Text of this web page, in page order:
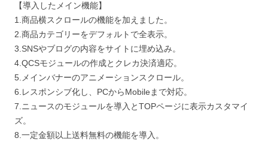
【導入したメイン機能】
1.商品横スクロールの機能を加えました。
2.商品カテゴリーをデフォルトで全表示。
3.SNSやブログの内容をサイトに埋め込み。
4.QCSモジュールの作成とクレカ決済適応。
5.メインバナーのアニメーションスクロール。
6.レスポンシブ化し、PCからMobileまで対応。
7.ニュースのモジュールを導入とTOPページに表示カスタマイ
ズ。
8.一定金額以上送料無料の機能を導入。